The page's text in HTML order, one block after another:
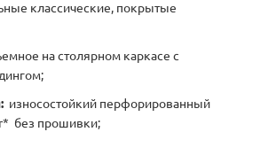
классические, покрытые
на столярном каркасе с
износостойкий перфорированный
без прошивки;